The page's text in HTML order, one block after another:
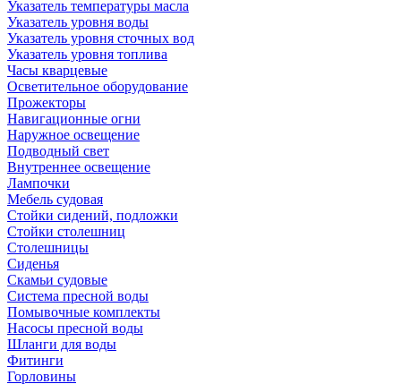
Указатель температуры масла
Указатель уровня воды
Указатель уровня сточных вод
Указатель уровня топлива
Часы кварцевые
Осветительное оборудование
Прожекторы
Навигационные огни
Наружное освещение
Подводный свет
Внутреннее освещение
Лампочки
Мебель судовая
Стойки сидений, подложки
Стойки столешниц
Столешницы
Сиденья
Скамьи судовые
Система пресной воды
Помывочные комплекты
Насосы пресной воды
Шланги для воды
Фитинги
Горловины